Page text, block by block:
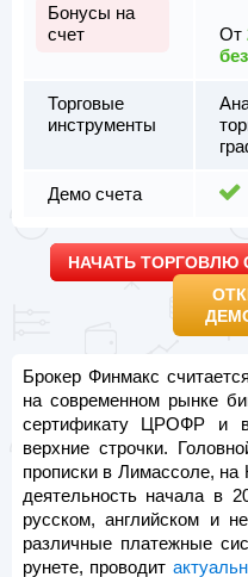
Бонусы на
счет
От
Торговые
инструменты
Демо счета
НАЧАТЬ ТОРГОВЛЮ
Брокер Финмакс
на современном рынке
сертификату ЦРОФР и
верхние строчки.
прописки в Лимассоле,
деятельность начала в
русском, английском и
различные платежные
рунете, проводит